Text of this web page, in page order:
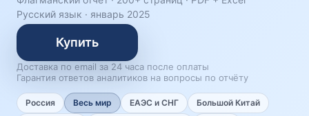
Русский язык · январь 2025
Купить
Доставка по email за 24 часа после оплаты
Гарантия ответов аналитиков на вопросы по отчёту
Россия Весь мир ЕАЭС и СНГ
Большой Китай